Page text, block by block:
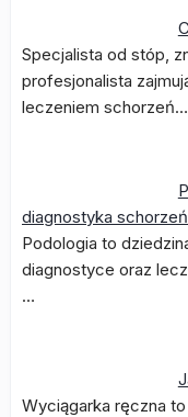
Specjalista od stóp,
profesjonalista
leczeniem schorzeń…
diagnostyka
Podologia to
diagnostyce oraz
…
Wyciągarka ręczna